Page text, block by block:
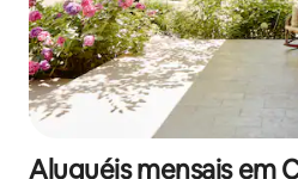
Aluguéis mensais em